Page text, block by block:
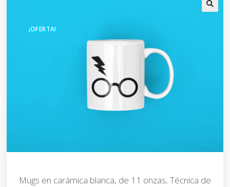
¡OFERTA!
Mugs en carámica blanca, de 11 onzas, Técnica de